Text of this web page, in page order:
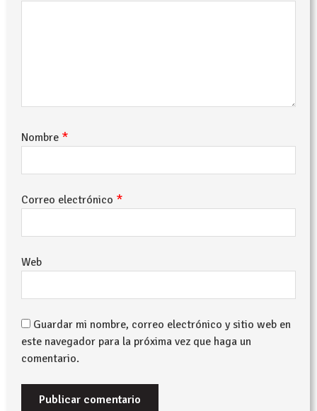
Nombre *
Correo electrónico *
Web
Guardar mi nombre, correo electrónico y sitio web en
este navegador para la próxima vez que haga un
comentario.